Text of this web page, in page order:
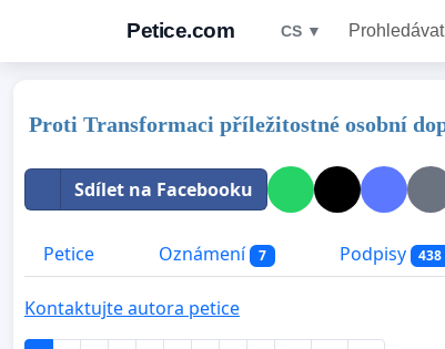
Petice.com CS ▼
Proti Transformaci příležitostné osobní
Sdílet na Facebooku
Petice Oznámení 7 Podpisy 438
Kontaktujte autora petice